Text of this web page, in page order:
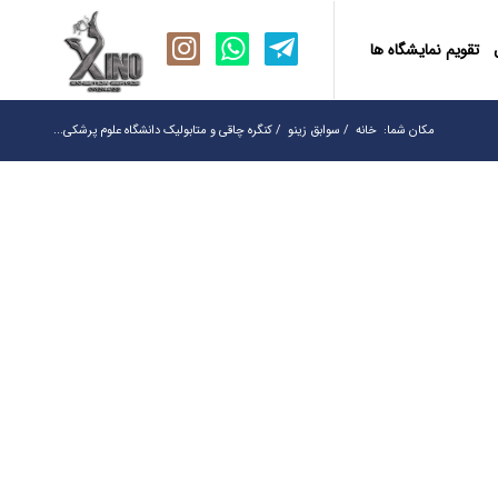
تقویم نمایشگاه ها
مکان شما: خانه / سوابق زینو /کنگره چاقی و متابولیک دانشگاه علوم پرشکی...